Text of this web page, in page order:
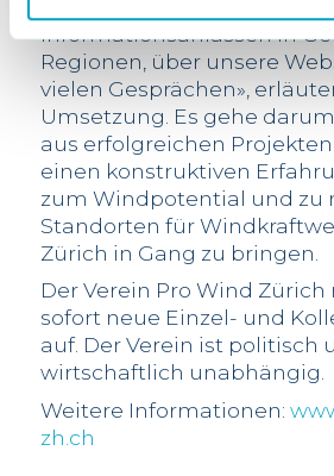
Informationsanlässen in
Regionen, über unsere
vielen Gesprächen»,
Umsetzung. Es gehe
aus erfolgreichen
einen konstruktiven
zum Windpotential und zu
Standorten für
Zürich in Gang zu bringen.
Der Verein Pro Wind
sofort neue Einzel- und
auf. Der Verein ist politisch
wirtschaftlich unabhängig.
Weitere Informationen:
zh.ch